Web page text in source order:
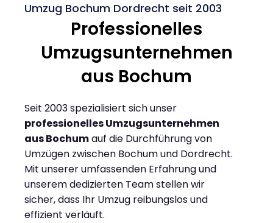
Umzug Bochum Dordrecht seit 2003
Professionelles
Umzugsunternehmen
aus Bochum
Seit 2003 spezialisiert sich unser
professionelles Umzugsunternehmen
aus Bochumauf die Durchführung von
Umzügen zwischen Bochum und Dordrecht.
Mit unserer umfassenden Erfahrung und
unserem dedizierten Team stellen wir
sicher, dass Ihr Umzug reibungslos und
effizient verläuft.